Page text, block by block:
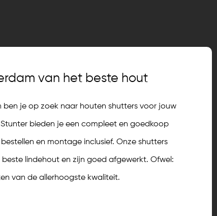
van het beste hout
ben je op zoek naar houten shutters voor jouw
bieden je een compleet en goedkoop
en montage inclusief. Onze shutters
lindehout en zijn goed afgewerkt. Ofwel:
van de allerhoogste kwaliteit.